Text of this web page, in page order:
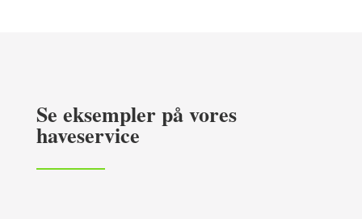
Se eksempler på vores
haveservice